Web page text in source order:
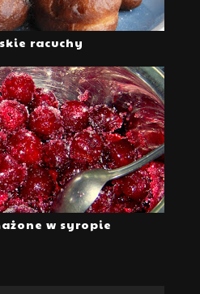
racuchy
w syropie